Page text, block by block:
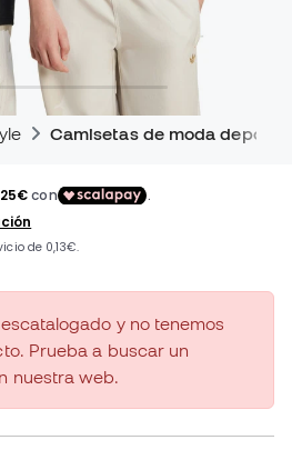
Camisetas de moda
y no tenemos
Prueba a buscar un
nuestra web.